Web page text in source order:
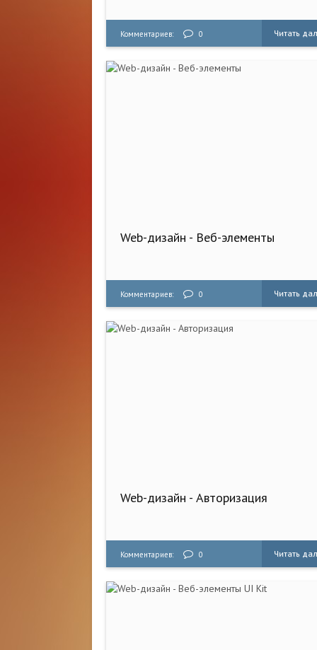
Комментариев: 0 Читать
Web-дизайн - Веб-элементы
Комментариев: 0 Читать
Web-дизайн - Авторизация
Комментариев: 0 Читать